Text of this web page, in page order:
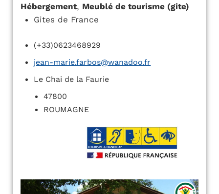
Hébergement, Meublé de tourisme (gite)
Gites de France
(+33)0623468929
jean-marie.farbos@wanadoo.fr
Le Chai de la Faurie
47800
ROUMAGNE